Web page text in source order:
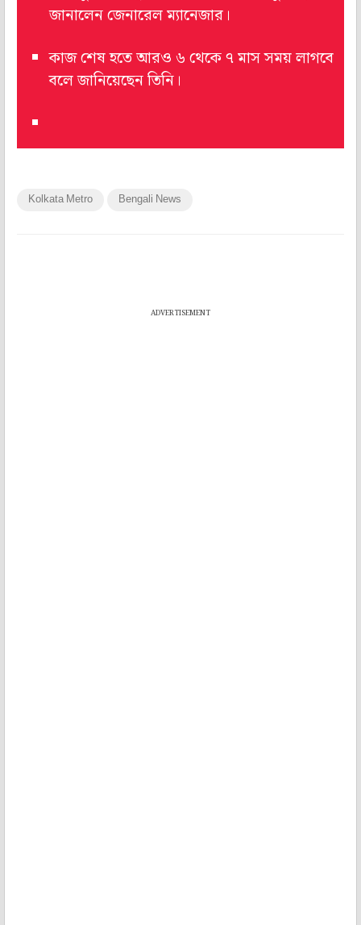
জানালেন জেনারেল ম্যানেজার।
কাজ শেষ হতে আরও ৬ থেকে ৭ মাস সময় লাগবে
বলে জানিয়েছেন তিনি।
Kolkata Metro Bengali News
ADVERTISEMENT